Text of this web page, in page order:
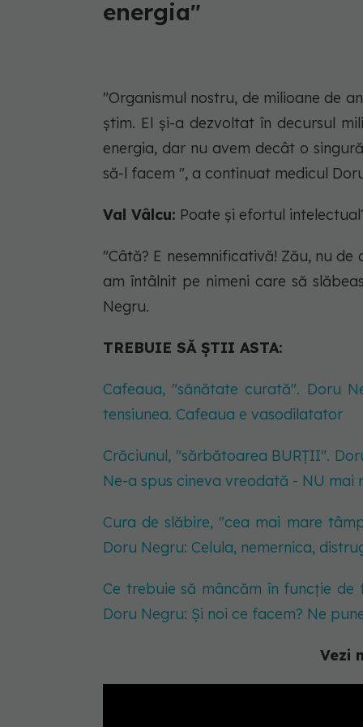
energia"
"Organismul nostru, de milioane de
știm. El și-a dezvoltat în decursul
energia, dar nu avem decât o
să-l facem ", a continuat medicul
Val Vâlcu: Poate și efortul
"Câtă? E nesemnificativă! Zău, nu
am întâlnit pe nimeni care să
Negru.
TREBUIE SĂ ȘTII ASTA:
Cafeaua, "sănătate curată". Doru
tensiunea. Cafeaua e vasodilatator
Crăciunul, "sărbătoarea BURȚII".
Ne-a spus cineva vreodată - NU mai
Cura de slăbire, "cea mai mare
Doru Negru: Celula, nemernica,
Ce trebuie să mâncăm în funcție
Doru Negru: Și noi ce facem? Ne
Vezi